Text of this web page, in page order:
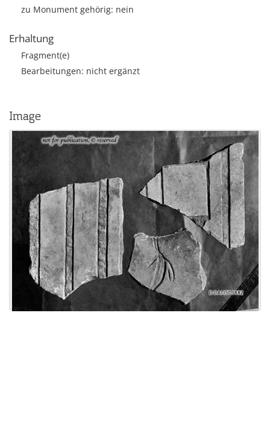
zu Monument gehörig: nein
Erhaltung
Fragment(e)
Bearbeitungen: nicht ergänzt
Image